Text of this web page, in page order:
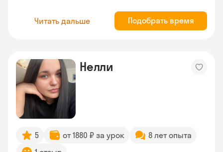
Читать дальше Подобрать время
Нелли
5 от 1880 ₽ за урок
8 лет опыта